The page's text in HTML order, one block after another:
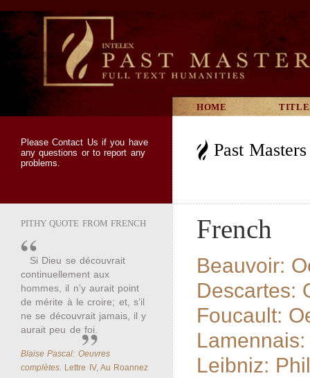
HOME
PleaseContact Us if you have
any questions or to report any
problems.
PITHY QUOTE FROM FRENCH
Si Dieu se découvrait
continuellement aux
hommes, il n’y aurait point
de mérite à le croire; et, s’il
ne se découvrait jamais, il y
aurait peu de foi.
Blaise Pascal: Oeuvres
complètes. Lettre IV, Au Roannez
Past
French
Beauvoir:
Descartes:
Foucault:
Leibniz: